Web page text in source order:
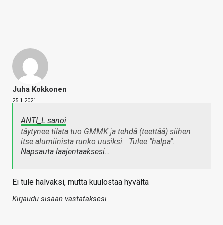
Juha Kokkonen
25.1.2021
ANTI_L sanoi
täytynee tilata tuo GMMK ja tehdä (teettää) siihen
itse alumiinista runko uusiksi.
Tulee "halpa".
Napsauta laajentaaksesi…
Ei tule halvaksi, mutta kuulostaa hyvältä
Kirjaudu sisään vastataksesi